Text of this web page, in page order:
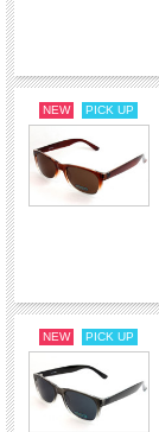
NEW PICK UP
NEW PICK UP